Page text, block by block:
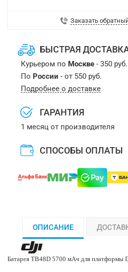
Заказать
БЫСТРАЯ
Курьером по Москве- 350 руб.
По России - от 550 руб.
Подробнее о доставке
ГАРАНТИЯ
1 месяц от производителя
СПОСОБЫ ОПЛАТЫ
ОПИСАНИЕ
Батарея TB48D 5700 мАч для платформы